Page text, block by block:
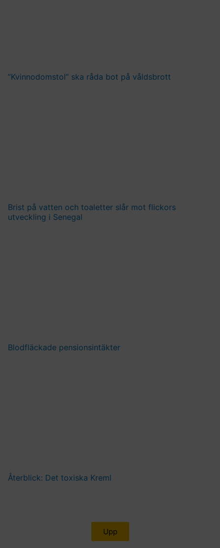
”Kvinnodomstol” ska råda bot på våldsbrott
Brist på vatten och toaletter slår mot flickors
utveckling i Senegal
Blodfläckade pensionsintäkter
Återblick: Det toxiska Kreml
Upp